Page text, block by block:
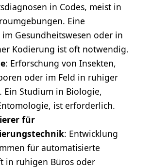
in Codes, meist in
Eine
Gesundheitswesen oder in
Kodierung ist oft notwendig.
: Erforschung von Insekten,
oder im Feld in ruhiger
Ein Studium in Biologie,
ist erforderlich.
für
: Entwicklung
für automatisierte
in ruhigen Büros oder